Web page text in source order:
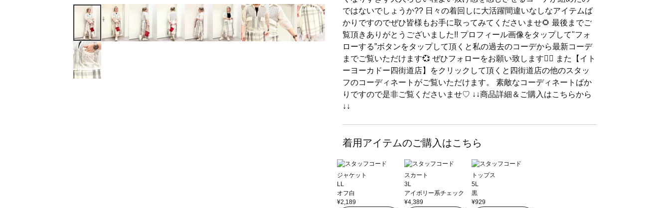
ではないでしょうか?? 日々の着回しに大活躍間違いなしなアイテムば
かりですのでぜひ皆様もお手に取ってみてくださいませ🌻 最後までご
覧頂きありがとうございました!! プロフィール画像をタップして"フォ
ローする”ボタンをタップして頂くと私の過去のコーデから最新コーデ
までご覧いただけます💞 ぜひフォローをお願い致します🙇‍♀️ また【イト
ーヨーカドー四街道店】をクリックして頂くと四街道店の他のスタッ
フのコーディネートがご覧いただけます。 素敵なコーディネートばか
りですので是非ご覧くださいませ♡ ↓↓商品詳細＆ご購入はこちらから
↓↓
着用アイテムのご購入はこちら
ジャケット
LL
オフ白
¥2,189
スカート
3L
アイボリー系チェック
¥4,389
トップス
5L
黒
¥929